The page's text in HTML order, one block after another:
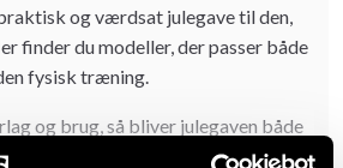
og værdsat julegave til den,
finder du modeller, der passer både
fysisk træning.
og brug, så bliver julegaven både